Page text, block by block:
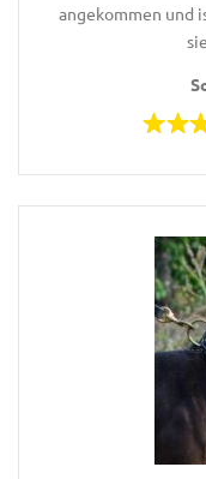
angekommen und